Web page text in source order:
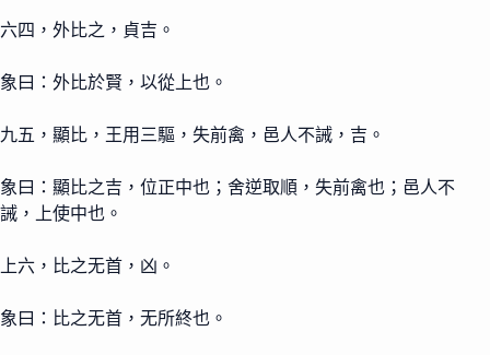
六四，外比之，貞吉。
象曰：外比於賢，以從上也。
九五，顯比，王用三驅，失前禽，邑人不誡，吉。
象曰：顯比之吉，位正中也；舍逆取順，失前禽也；邑人不
誡，上使中也。
上六，比之无首，凶。
象曰：比之无首，无所終也。